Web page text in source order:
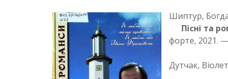
Шиптур,
Пісні та
форте, 2021. —
Дутчак,